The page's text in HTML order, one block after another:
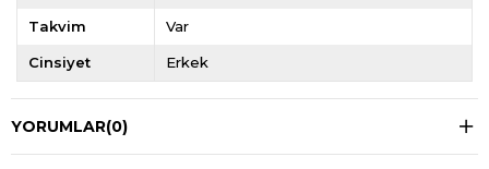
Takvim Var
Cinsiyet Erkek
YORUMLAR(0)